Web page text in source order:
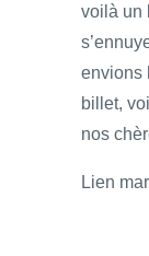
voilà un
envions
billet,
nos
Lien